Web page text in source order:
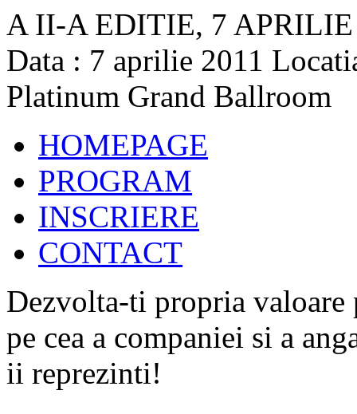
A II-A EDITIE, 7 APRILIE
Data : 7 aprilie 2011
Platinum Grand Ballroom
HOMEPAGE
PROGRAM
INSCRIERE
CONTACT
Dezvolta-ti propria valoare
pe cea a companiei si a
ii reprezinti!